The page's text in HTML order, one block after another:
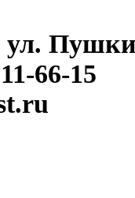
ул.
66-15